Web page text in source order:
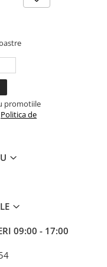
promotiile
Politica de
09:00 - 17:00